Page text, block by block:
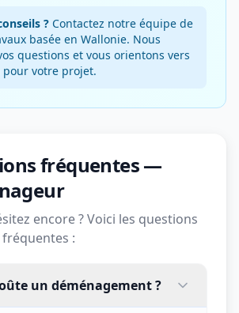
? Contactez notre équipe de
basée en Wallonie. Nous
questions et vous orientons vers
votre projet.
fréquentes —
encore ? Voici les questions
:
un déménagement ?